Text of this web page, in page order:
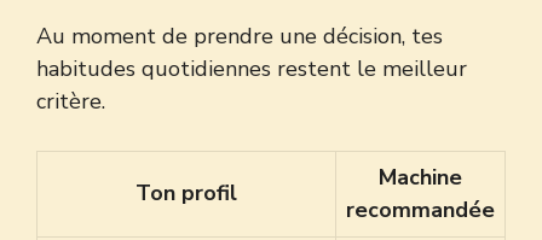
Au moment de prendre une décision, tes
habitudes quotidiennes restent le meilleur
critère.
Ton profil
Machine
recommandée